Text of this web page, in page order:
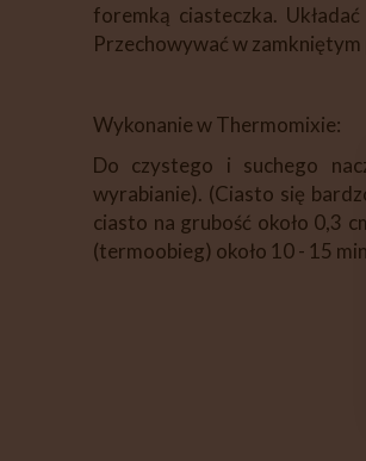
foremką ciasteczka.
Przechowywać w zamkniętym
Wykonanie w Thermomixie:
Do czystego i suchego
wyrabianie). (Ciasto się
ciasto na grubość około 0,3
(termoobieg) około 10 - 15